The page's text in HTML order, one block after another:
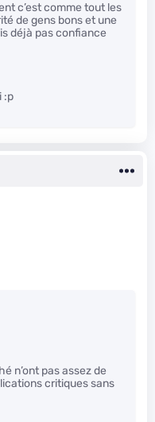
c’est comme tout les
de gens bons et une
déjà pas confiance
:p
n’ont pas assez de
critiques sans